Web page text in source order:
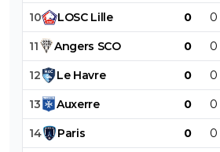
10 LOSC Lille 0 0
11 Angers SCO 0 0
12 Le Havre 0 0
13 Auxerre 0 0
14 Paris 0 0